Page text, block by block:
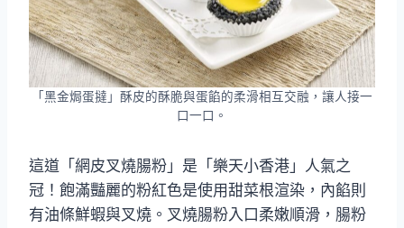
「黑金焗蛋撻」酥皮的酥脆與蛋餡的柔滑相互交融，讓人接一
口一口。
這道「網皮叉燒腸粉」是「樂天小香港」人氣之
冠！飽滿豔麗的粉紅色是使用甜菜根渲染，內餡則
有油條鮮蝦與叉燒。叉燒腸粉入口柔嫩順滑，腸粉